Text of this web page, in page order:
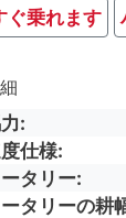
ぐ乗れます
仕様
タリー
ータリーの耕